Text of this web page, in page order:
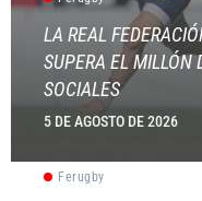
LA REAL
SUPERA EL MILLÓN
SOCIALES
5 DE AGOSTO DE 2026
Ferugby